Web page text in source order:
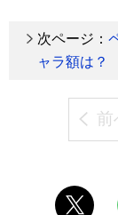
次ページ：
ャラ額は？
前